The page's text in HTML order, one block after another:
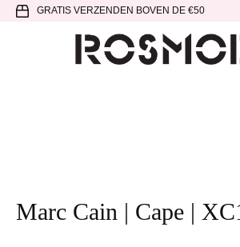
Spring
hoofdnavigatie
Door
SpringGRATIS VERZENDEN BOVEN DE €50
Marc Cain | Cape |